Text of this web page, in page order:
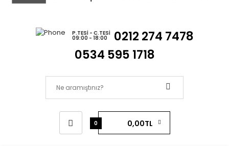
P.TESI - C.TESI
09:00 - 18:00
0212 274 7478
0534 595 1718
0 0,00TL